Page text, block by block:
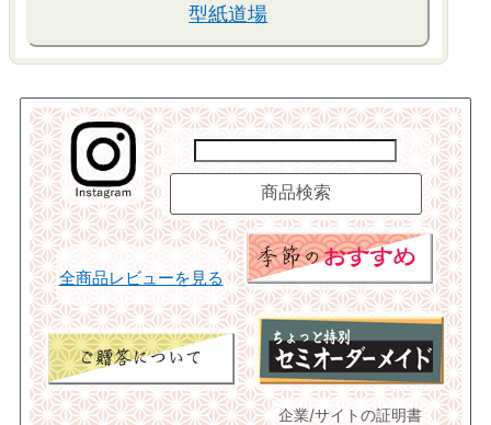
型紙道場
全商品レビューを見る
企業/サイトの証明書